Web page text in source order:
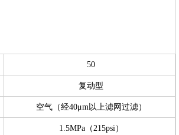
50
复动型
空气（经40μm以上滤网过滤）
1.5MPa（215psi）